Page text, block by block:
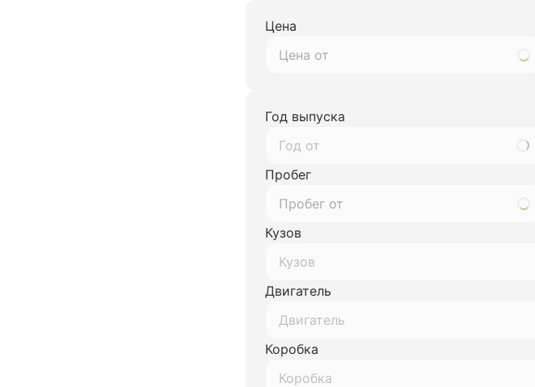
Цена
Год выпуска
Год от
Пробег
Кузов
Кузов
Двигатель
Двигатель
Коробка
Коробка